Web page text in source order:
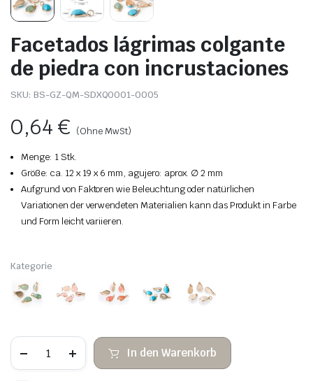
Facetados lágrimas colgante
de piedra con incrustaciones
SKU: BS-GZ-QM-SDXQ0001-0005
0,64€ (Ohne MwSt)
Menge: 1 Stk.
Größe: ca. 12 x 19 x 6 mm, agujero: aprox. ∅ 2 mm
Aufgrund von Faktoren wie Beleuchtung oder natürlichen
Variationen der verwendeten Materialien kann das Produkt in Farbe
und Form leicht variieren.
Kategorie
lágrimas
colgante
In den Warenkorb